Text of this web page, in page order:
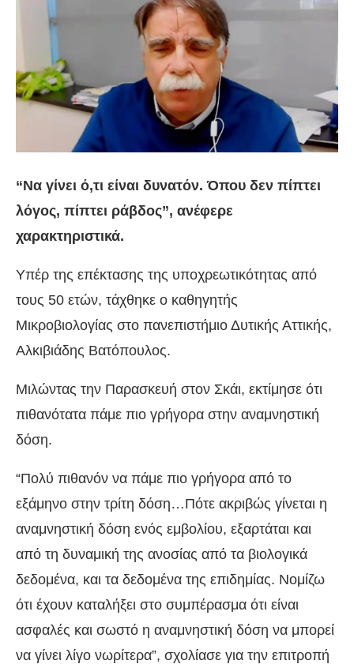
“Να γίνει ό,τι είναι δυνατόν. Όπου δεν πίπτει
λόγος, πίπτει ράβδος”, ανέφερε
χαρακτηριστικά.
Υπέρ της επέκτασης της υποχρεωτικότητας από
τους 50 ετών, τάχθηκε ο καθηγητής
Μικροβιολογίας στο πανεπιστήμιο Δυτικής Αττικής,
Αλκιβιάδης Βατόπουλος.
Μιλώντας την Παρασκευή στον Σκάι, εκτίμησε ότι
πιθανότατα πάμε πιο γρήγορα στην αναμνηστική
δόση.
“Πολύ πιθανόν να πάμε πιο γρήγορα από το
εξάμηνο στην τρίτη δόση…Πότε ακριβώς γίνεται η
αναμνηστική δόση ενός εμβολίου, εξαρτάται και
από τη δυναμική της ανοσίας από τα βιολογικά
δεδομένα, και τα δεδομένα της επιδημίας. Νομίζω
ότι έχουν καταλήξει στο συμπέρασμα ότι είναι
ασφαλές και σωστό η αναμνηστική δόση να μπορεί
να γίνει λίγο νωρίτερα”, σχολίασε για την επιτροπή